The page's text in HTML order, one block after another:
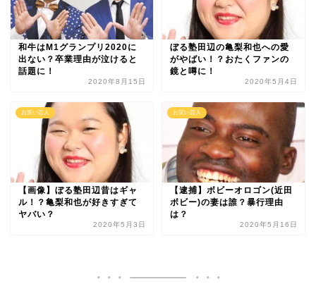
和牛はM1グランプリ2020に
出ない？卒業理由が泣けると
話題に！
2020年8月15日
ぼる塾田辺の亀梨和也への愛
がやばい！？おたくファンの
鏡と噂に！
2020年5月4日
お笑い芸人
【画像】ぼる塾田辺昔はギャ
ル！？亀梨和也が好きすぎて
ヤバい？
2020年5月3日
お笑い芸人
【逮捕】ボビーオロゴン(近田
ボビー)の妻は誰？暴行理由
は？
2020年5月16日